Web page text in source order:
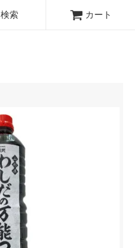
検索 カート